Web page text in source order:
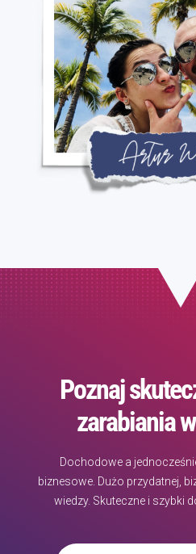
Poznaj
zarabiania
Dochodowe a
biznesowe. Dużo przydatnej,
wiedzy. Skuteczne i szybki